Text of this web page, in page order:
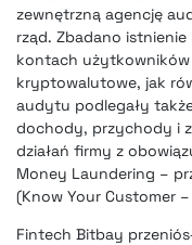
zewnętrzną agencję
rząd. Zbadano
kontach
kryptowalutowe, jak
audytu podlegały
dochody, przychody i
działań firmy z
Money Laundering –
(Know Your Customer
Fintech Bitbay